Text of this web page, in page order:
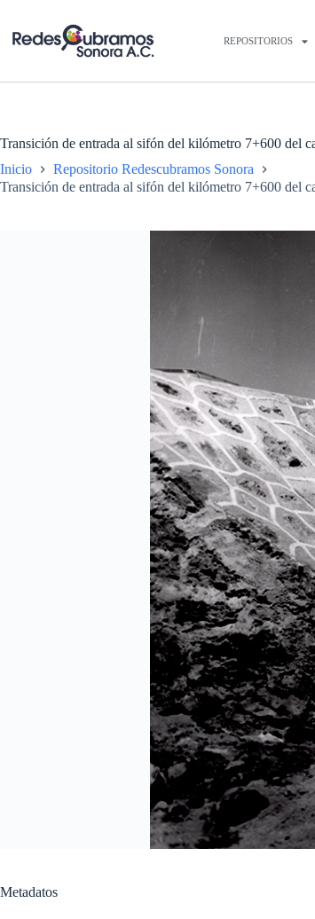
REPOSITORIOS
Transición de entrada al sifón del kilómetro 7+600 del
Inicio
Repositorio Redescubramos Sonora
Transición de entrada al sifón del kilómetro 7+600 del
Metadatos